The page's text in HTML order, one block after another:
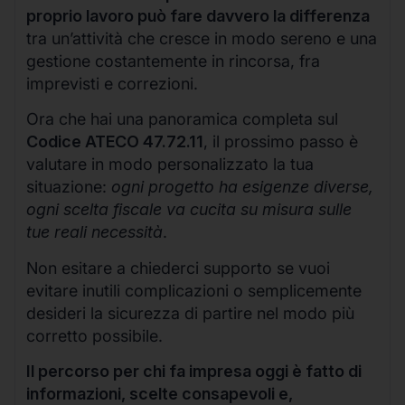
proprio lavoro può fare davvero la differenza
tra un’attività che cresce in modo sereno e una
gestione costantemente in rincorsa, fra
imprevisti e correzioni.
Ora che hai una panoramica completa sul
Codice ATECO 47.72.11, il prossimo passo è
valutare in modo personalizzato la tua
situazione: ogni progetto ha esigenze diverse,
ogni scelta fiscale va cucita su misura sulle
tue reali necessità.
Non esitare a chiederci supporto se vuoi
evitare inutili complicazioni o semplicemente
desideri la sicurezza di partire nel modo più
corretto possibile.
Il percorso per chi fa impresa oggi è fatto di
informazioni, scelte consapevoli e,